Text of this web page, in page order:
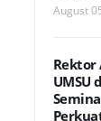
August
Rektor
UMSU